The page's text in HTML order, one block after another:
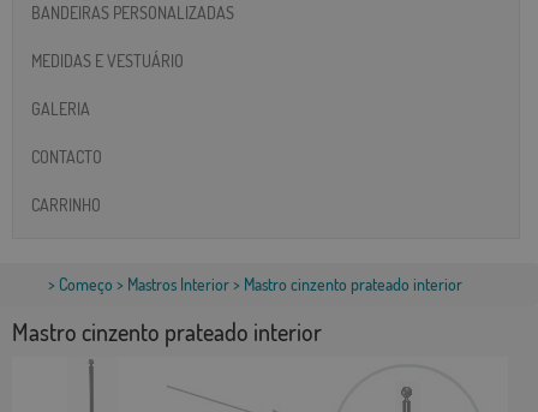
BANDEIRAS PERSONALIZADAS
MEDIDAS E VESTUÁRIO
GALERIA
CONTACTO
CARRINHO
> Começo > Mastros Interior> Mastro cinzento prateado interior
Mastro cinzento prateado interior